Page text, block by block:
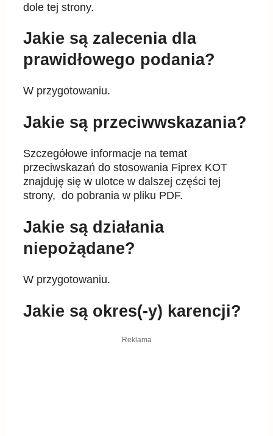
dole tej strony.
Jakie są zalecenia dla
prawidłowego podania?
W przygotowaniu.
Jakie są przeciwwskazania?
Szczegółowe informacje na temat
przeciwskazań do stosowania Fiprex KOT
znajduję się w ulotce w dalszej części tej
strony, do pobrania w pliku PDF.
Jakie są działania
niepożądane?
W przygotowaniu.
Jakie są okres(-y) karencji?
Reklama